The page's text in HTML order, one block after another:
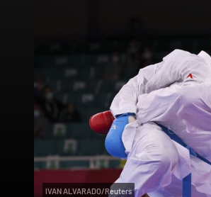
IVAN ALVARADO/Reuters